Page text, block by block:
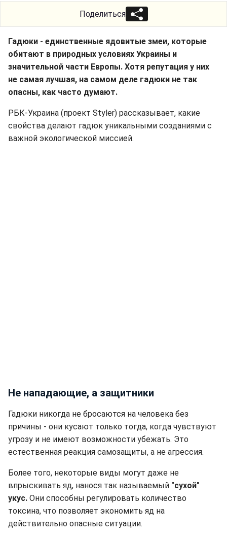
Поделиться
Гадюки - единственные ядовитые змеи, которые
обитают в природных условиях Украины и
значительной части Европы. Хотя репутация у них
не самая лучшая, на самом деле гадюки не так
опасны, как часто думают.
РБК-Украина (проект Styler) рассказывает, какие
свойства делают гадюк уникальными созданиями с
важной экологической миссией.
Не нападающие, а защитники
Гадюки никогда не бросаются на человека без
причины - они кусают только тогда, когда чувствуют
угрозу и не имеют возможности убежать. Это
естественная реакция самозащиты, а не агрессия.
Более того, некоторые виды могут даже не
впрыскивать яд, нанося так называемый "сухой"
укус. Они способны регулировать количество
токсина, что позволяет экономить яд на
действительно опасные ситуации.